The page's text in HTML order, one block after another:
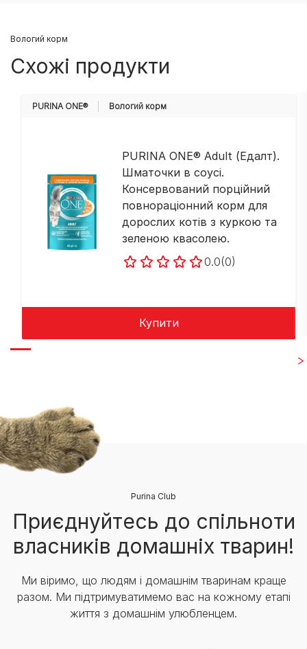
Вологий корм
Схожі продукти
PURINA ONE® Вологий корм
PURINA ONE® Adult (Едалт).
Шматочки в соусі.
Консервований порційний
повнораціонний корм для
дорослих котів з куркою та
зеленою квасолею.
0.0(0)
Купити
Purina Club
Приєднуйтесь до спільноти
власників домашніх тварин!
Ми віримо, що людям і домашнім тваринам краще
разом. Ми підтримуватимемо вас на кожному етапі
життя з домашнім улюбленцем.